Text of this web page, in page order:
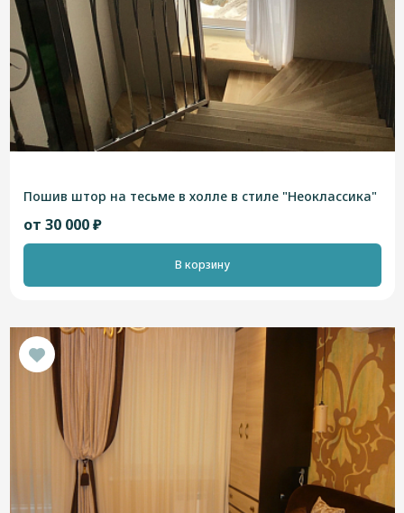
Пошив штор на тесьме в холле в стиле "Неоклассика"
от 30 000 ₽
В корзину